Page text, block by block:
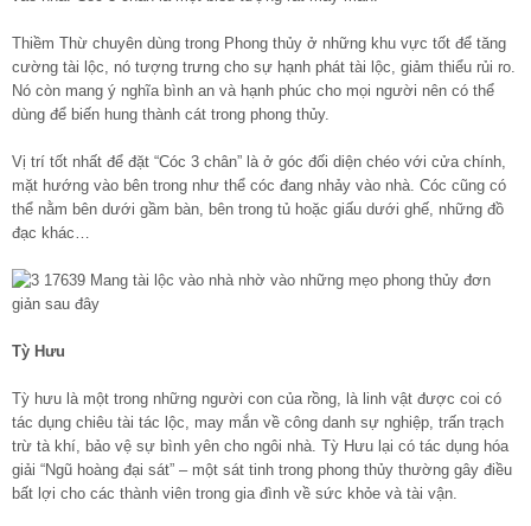
Thiềm Thừ chuyên dùng trong Phong thủy ở những khu vực tốt để tăng
cường tài lộc, nó tượng trưng cho sự hạnh phát tài lộc, giảm thiểu rủi ro.
Nó còn mang ý nghĩa bình an và hạnh phúc cho mọi người nên có thể
dùng để biến hung thành cát trong phong thủy.
Vị trí tốt nhất để đặt “Cóc 3 chân” là ở góc đối diện chéo với cửa chính,
mặt hướng vào bên trong như thể cóc đang nhảy vào nhà. Cóc cũng có
thể nằm bên dưới gầm bàn, bên trong tủ hoặc giấu dưới ghế, những đồ
đạc khác…
Tỳ Hưu
Tỳ hưu là một trong những người con của rồng, là linh vật được coi có
tác dụng chiêu tài tác lộc, may mắn về công danh sự nghiệp, trấn trạch
trừ tà khí, bảo vệ sự bình yên cho ngôi nhà. Tỳ Hưu lại có tác dụng hóa
giải “Ngũ hoàng đại sát” – một sát tinh trong phong thủy thường gây điều
bất lợi cho các thành viên trong gia đình về sức khỏe và tài vận.